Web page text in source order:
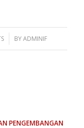
BYADMINIF
PENGEMBANGAN